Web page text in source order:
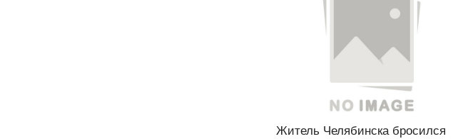
Житель Челябинска бросился